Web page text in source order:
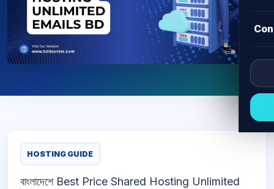
HOSTING GUIDE
বাংলাদেশে Best Price Shared Hosting Unlimited